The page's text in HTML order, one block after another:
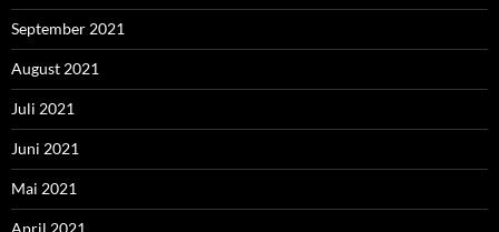
September 2021
August 2021
Juli 2021
Juni 2021
Mai 2021